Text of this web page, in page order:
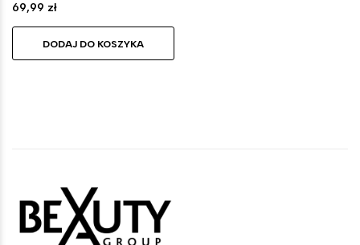
69,99 zł
DODAJ DO KOSZYKA